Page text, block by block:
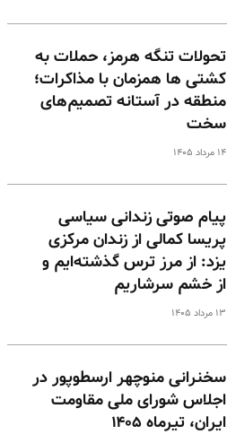
تحولات تنگه هرمز، حملات به
کشتی ها همزمان با مذاکرات؛
منطقه در آستانه تصمیم‌های
سخت
۱۴ مرداد ۱۴۰۵
پیام صوتی زندانی سیاسی
پریسا کمالی از زندان مرکزی
یزد: از مرز ترس گذشته‌ایم و
از خشم سرشاریم
۱۳ مرداد ۱۴۰۵
سخنرانی منوچهر ارسطوپور در
اجلاس شورای ملی مقاومت
ایران، تیرماه ۱۴۰۵